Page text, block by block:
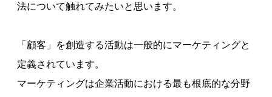
法について触れてみたいと思います。
「顧客」を創造する活動は一般的にマーケティングと
定義されています。
マーケティングは企業活動における最も根底的な分野